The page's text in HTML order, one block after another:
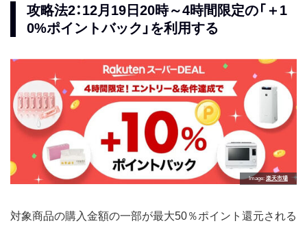
3000円（税込）以上の買い
物
引完了
Rakuten Fashionアプリ ＋0.5倍
Rakuten Fashionアプリで
Rakuten Fashion商品を月
5000円（税込）以上買い物
楽天ビューティ ＋0.5倍
月1回3000円（税込）以上の
利用
Rakutenパシャ ＋0.5倍
アイテムクーポンで当月申
攻略法2：12月19日20時～4時間限定の「＋1
0%ポイントバック」を利用する
Image 楽天市場
対象商品の購入金額の一部が最大50％ポイント還元される